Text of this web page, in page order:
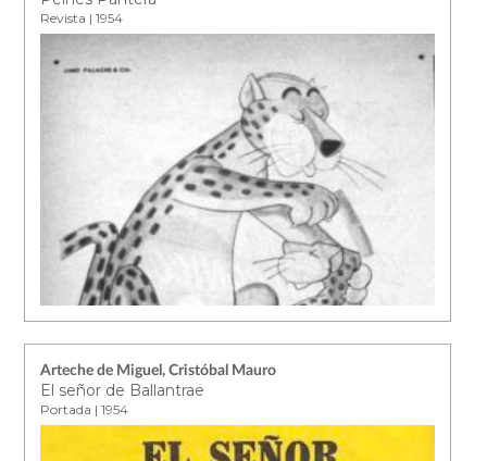
Revista | 1954
Arteche de Miguel, Cristóbal Mauro
El señor de Ballantrae
Portada | 1954